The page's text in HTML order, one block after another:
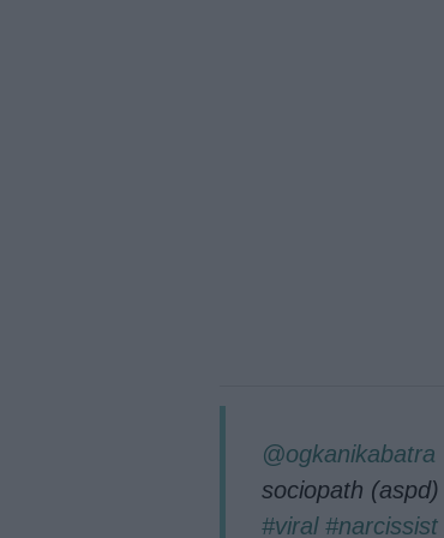
@ogkanikabatra
sociopath (aspd)
#viral #narcissist